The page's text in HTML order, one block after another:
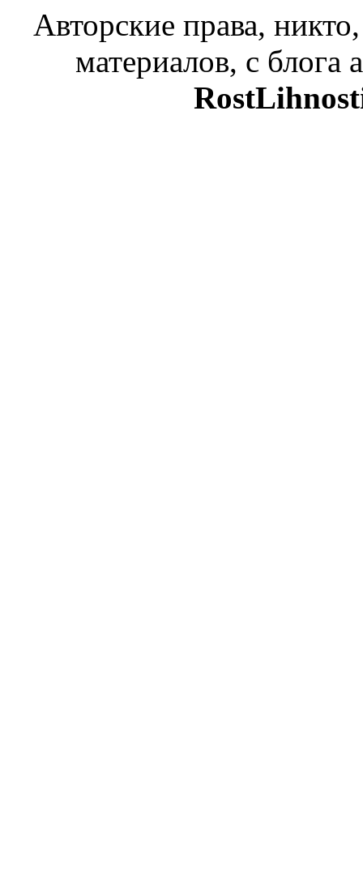
Авторские права,
материалов, с блога